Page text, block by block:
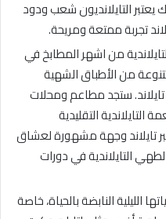
يعتبر التايلانديون شعب ودود
تجربة ممتعة ومريحة.
من اشهر المطابخ في
من الأطباق الشهية
تايلاند. ستجد مطاعم ومحلات
التقليدية
تايلاند وجهة مشهورة لعشاق
التايلاندية في دورات
الليلية النابضة بالحياة، خاصة